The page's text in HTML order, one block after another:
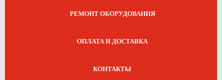
РЕМОНТ ОБОРУДОВАНИЯ
ОПЛАТА И ДОСТАВКА
КОНТАКТЫ